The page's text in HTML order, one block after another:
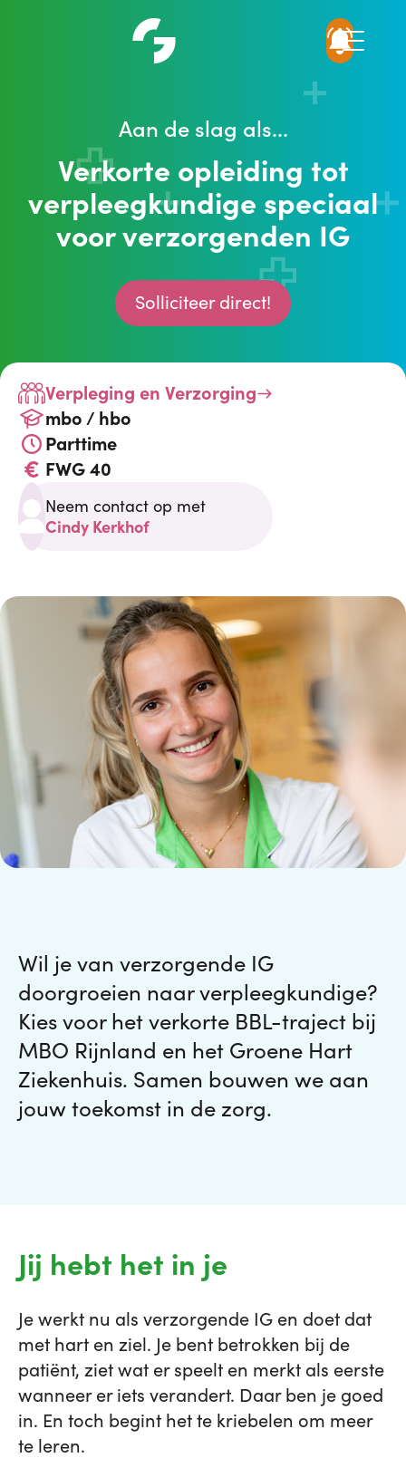
Aan de slag als...
Verkorte opleiding tot
verpleegkundige speciaal
voor verzorgenden IG
Solliciteer direct!
Verpleging en Verzorging
mbo / hbo
Parttime
FWG 40
Neem contact op met
Cindy Kerkhof
Wil je van verzorgende IG
doorgroeien naar verpleegkundige?
Kies voor het verkorte BBL-traject bij
MBO Rijnland en het Groene Hart
Ziekenhuis. Samen bouwen we aan
jouw toekomst in de zorg.
Jij hebt het in je
Je werkt nu als verzorgende IG en doet dat
met hart en ziel. Je bent betrokken bij de
patiënt, ziet wat er speelt en merkt als eerste
wanneer er iets verandert. Daar ben je goed
in. En toch begint het te kriebelen om meer
te leren.